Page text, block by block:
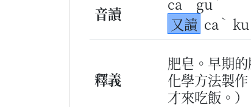
音讀
又讀 ca ˋ ku
釋義
肥皂。早期
化學方法製
才來吃飯。）